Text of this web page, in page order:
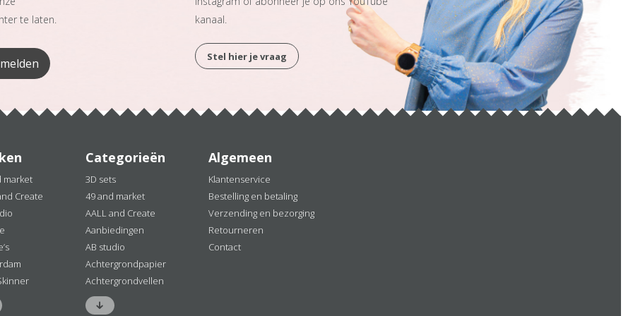
te laten.
kanaal.
Stel hier je vraag
market
Create
Categorieën
3D sets
49 and market
AALL and Create
Aanbiedingen
AB studio
Achtergrondpapier
Achtergrondvellen
Algemeen
Klantenservice
Bestelling en betaling
Verzending en bezorging
Retourneren
Contact